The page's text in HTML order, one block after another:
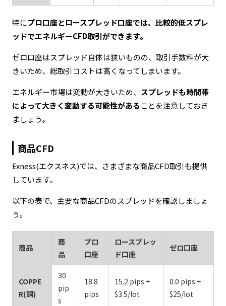
特にプロ口座とロースプレッド口座では、比較的低スプレ
ッドでエネルギーCFD取引ができます。
ゼロ口座はスプレッド自体は狭いものの、取引手数料が大
きいため、総取引コストは高くなってしまいます。
エネルギー市場は変動が大きいため、 スプレッドも時間帯
によって大きく変動する可能性があることを注意しておき
ましょう。
商品CFD
Exness(エクスネス)では、さまざまな商品CFD取引も提供
しています。
以下の表で、主要な商品CFDのスプレッドを確認しましょ
う。
商品
商
品
プロ
口座
ロースプレッ
ド口座
ゼロ口座
COPPE
R(銅)
30
pip
s
18.8
pips
15.2 pips +
$3.5/lot
0.0 pips +
$25/lot